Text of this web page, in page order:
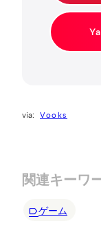
Vooks
関連キーワ
ゲーム